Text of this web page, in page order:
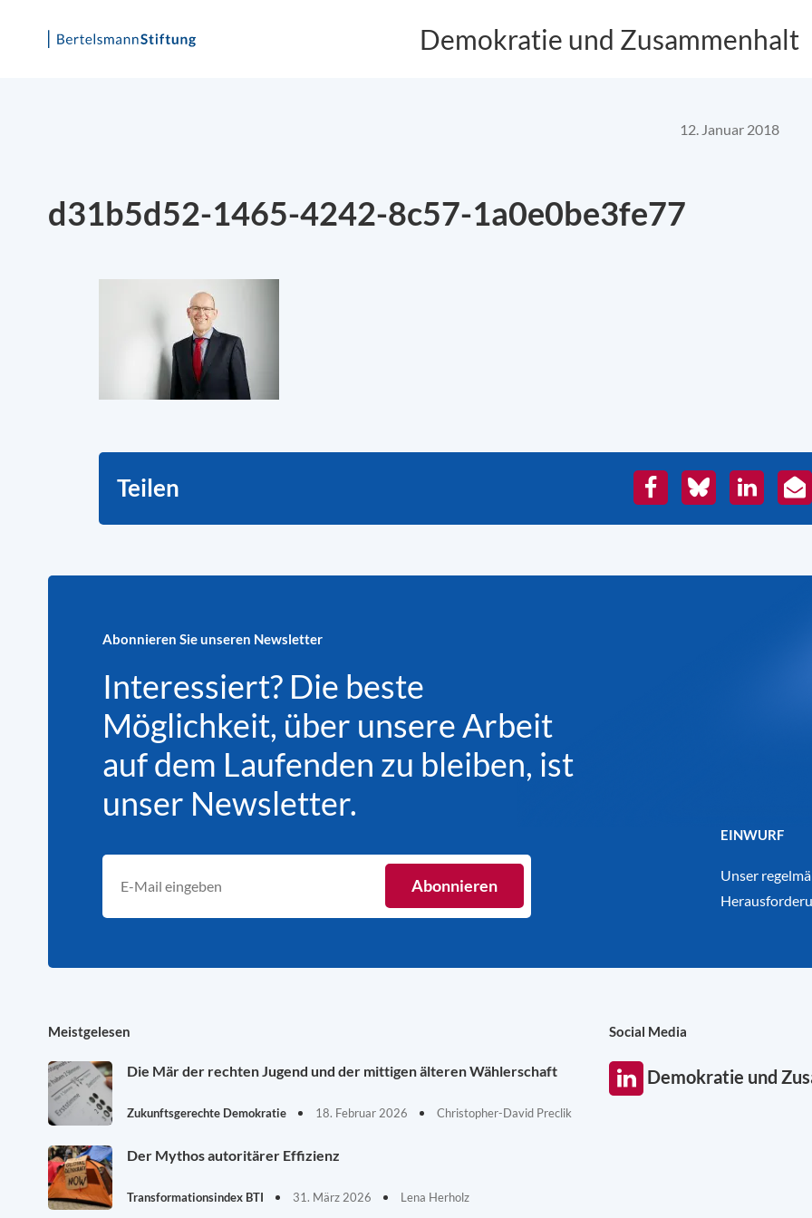
Demokratie und Zusammenhalt
12. Januar 2018
d31b5d52-1465-4242-8c57-1a0e0be3fe77
Teilen FacebookBlueskyLinkedIn
E-
Abonnieren Sie unseren Newsletter
Interessiert? Die beste
Möglichkeit, über unsere Arbeit
auf dem Laufenden zu bleiben, ist
unser Newsletter.
EINWURF
Unser
Meistgelesen
Die Mär der rechten Jugend und der mittigen älteren Wählerschaft
Zukunftsgerechte Demokratie 18. Februar 2026 Christopher-David Preclik
Der Mythos autoritärer Effizienz
Transformationsindex BTI 31. März 2026 Lena Herholz
Social Media
Demokratie und